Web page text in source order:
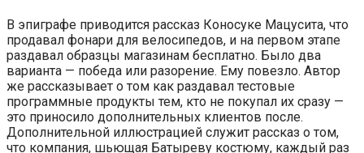
В эпиграфе приводится рассказ Коносуке Мацусита, что
продавал фонари для велосипедов, и на первом этапе
раздавал образцы магазинам бесплатно. Было два
варианта — победа или разорение. Ему повезло. Автор
же рассказывает о том как раздавал тестовые
программные продукты тем, кто не покупал их сразу —
это приносило дополнительных клиентов после.
Дополнительной иллюстрацией служит рассказ о том,
что компания, шьющая Батыреву костюму, каждый раз